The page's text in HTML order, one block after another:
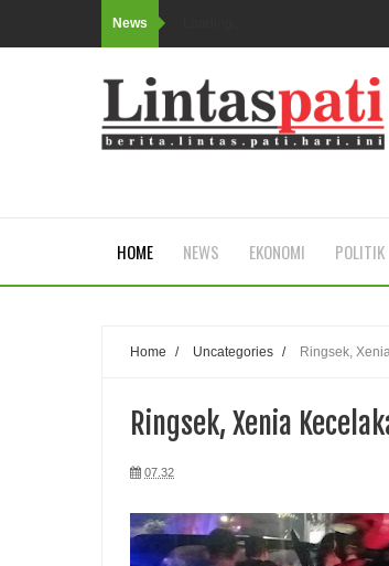
News
HOME NEWS EKONOMI POLITIK
Home / Uncategories / Ringsek,
Ringsek, Xenia
07.32